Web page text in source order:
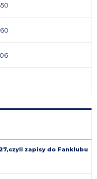
27,czyli zapisy do Fanklubu